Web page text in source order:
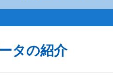
タの紹介